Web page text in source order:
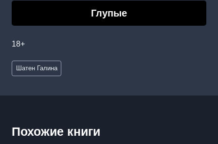
Глупые
18+
Метки
записи:
Шатен Галина
Похожие книги